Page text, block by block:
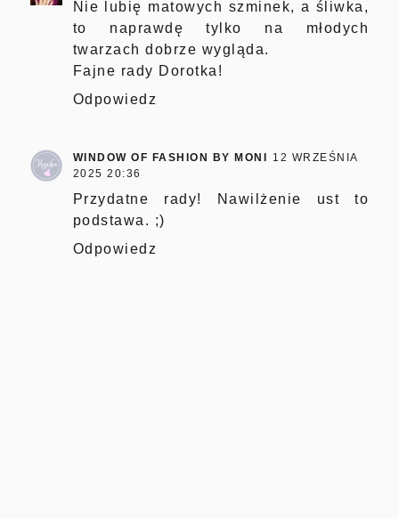
Nie lubię matowych szminek, a śliwka,
to naprawdę tylko na młodych
twarzach dobrze wygląda.
Fajne rady Dorotka!
Odpowiedz
WINDOW OF FASHION BY MONI 12 WRZEŚNIA
2025 20:36
Przydatne rady! Nawilżenie ust to
podstawa. ;)
Odpowiedz